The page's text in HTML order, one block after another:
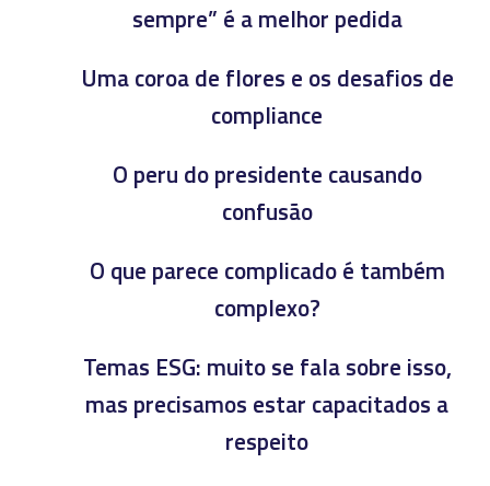
sempre” é a melhor pedida
Uma coroa de flores e os desafios de
compliance
O peru do presidente causando
confusão
O que parece complicado é também
complexo?
Temas ESG: muito se fala sobre isso,
mas precisamos estar capacitados a
respeito